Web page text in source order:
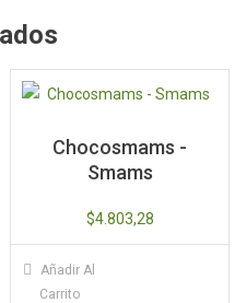
Chocosmams -
Smams
$4.803,28
Añadir Al
Carrito